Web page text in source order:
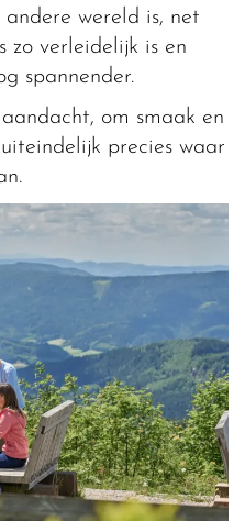
wereld is, net
zo verleidelijk is en
spannender.
om smaak en
precies waar